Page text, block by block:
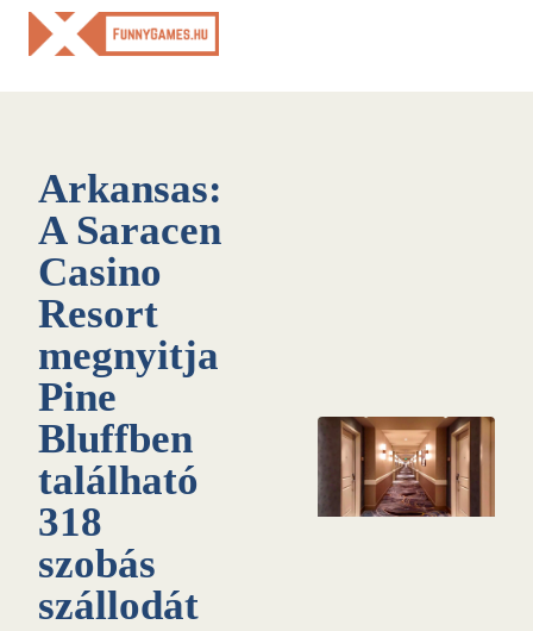
Skip
Arkansas:
A Saracen
Casino
Resort
megnyitja
Pine
Bluffben
található
318
szobás
szállodát